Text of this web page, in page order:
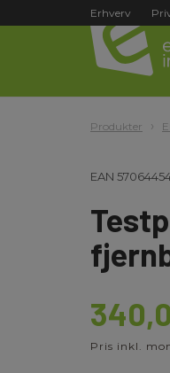
Erhverv
Produkter
EAN
Pris inkl.